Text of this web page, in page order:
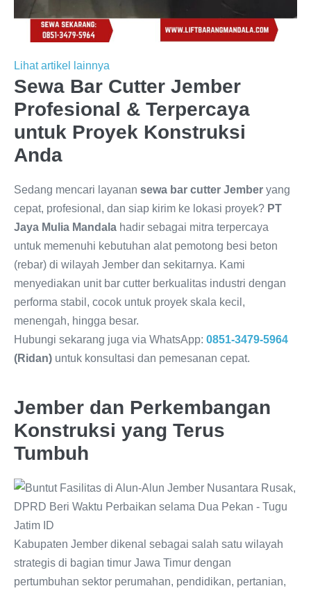
Lihat artikel lainnya
Sewa Bar Cutter Jember
Profesional & Terpercaya
untuk Proyek Konstruksi
Anda
Sedang mencari layanan sewa bar cutter Jember yang
cepat, profesional, dan siap kirim ke lokasi proyek? PT
Jaya Mulia Mandala hadir sebagai mitra terpercaya
untuk memenuhi kebutuhan alat pemotong besi beton
(rebar) di wilayah Jember dan sekitarnya. Kami
menyediakan unit bar cutter berkualitas industri dengan
performa stabil, cocok untuk proyek skala kecil,
menengah, hingga besar.
Hubungi sekarang juga via WhatsApp: 0851-3479-5964
(Ridan) untuk konsultasi dan pemesanan cepat.
Jember dan Perkembangan
Konstruksi yang Terus
Tumbuh
Kabupaten Jember dikenal sebagai salah satu wilayah
strategis di bagian timur Jawa Timur dengan
pertumbuhan sektor perumahan, pendidikan, pertanian,